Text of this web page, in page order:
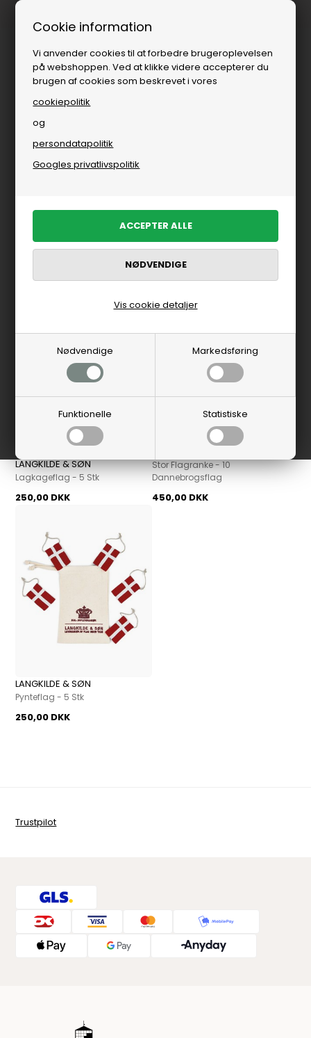
Cookie information
Vi anvender cookies til at forbedre brugeroplevelsen
på webshoppen. Ved at klikke videre accepterer du
brugen af cookies som beskrevet i vores
cookiepolitik
og
persondatapolitik
Googles privatlivspolitik
Nødvendige Markedsføring
Funktionelle Statistiske
Vis cookie detaljer
Bolig Brands
FILTRER PRODUKTER
LANGKILDE & SØN
Lagkageflag - 5 Stk
250,00 DKK
Stor Flagranke - 10
Dannebrogsflag
450,00 DKK
LANGKILDE & SØN
Pynteflag - 5 Stk
250,00 DKK
Trustpilot